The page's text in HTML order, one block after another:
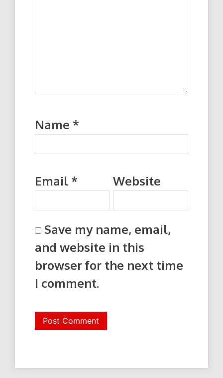
Name *
Email * Website
Save my name, email,
and website in this
browser for the next time
I comment.